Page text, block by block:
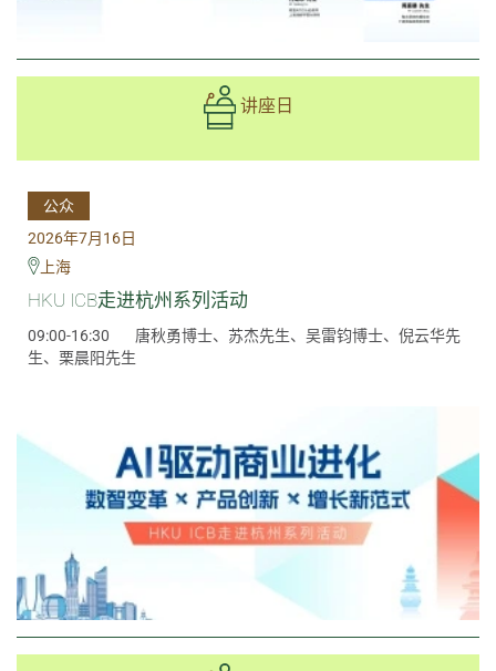
讲座日
公众
2026年7月16日
上海
HKU ICB走进杭州系列活动
09:00-16:30
唐秋勇博士、苏杰先生、吴雷钧博士、倪云华先
生、栗晨阳先生